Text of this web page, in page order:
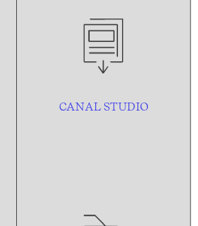
CANAL STUDIO